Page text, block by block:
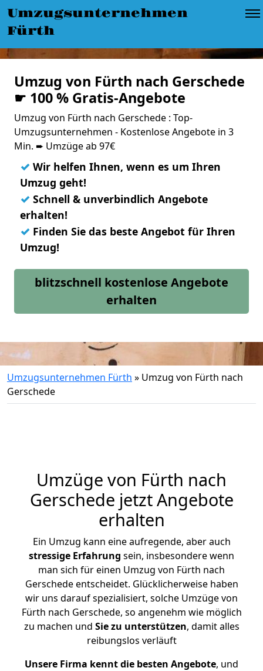
Umzugsunternehmen
Fürth
Umzug von Fürth nach Gerschede
☛ 100 % Gratis-Angebote
Umzug von Fürth nach Gerschede : Top-
Umzugsunternehmen - Kostenlose Angebote in 3
Min. ➨ Umzüge ab 97€
✓ Wir helfen Ihnen, wenn es um Ihren
Umzug geht!
✓ Schnell & unverbindlich Angebote
erhalten!
✓ Finden Sie das beste Angebot für Ihren
Umzug!
blitzschnell kostenlose Angebote
erhalten
Umzugsunternehmen Fürth » Umzug von Fürth nach
Gerschede
Umzüge von Fürth nach
Gerschede jetzt Angebote
erhalten
Ein Umzug kann eine aufregende, aber auch
stressige Erfahrung sein, insbesondere wenn
man sich für einen Umzug von Fürth nach
Gerschede entscheidet. Glücklicherweise haben
wir uns darauf spezialisiert, solche Umzüge von
Fürth nach Gerschede, so angenehm wie möglich
zu machen und Sie zu unterstützen, damit alles
reibungslos verläuft
Unsere Firma kennt die besten Angebote, und